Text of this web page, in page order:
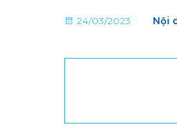
24/03/2023 Nội